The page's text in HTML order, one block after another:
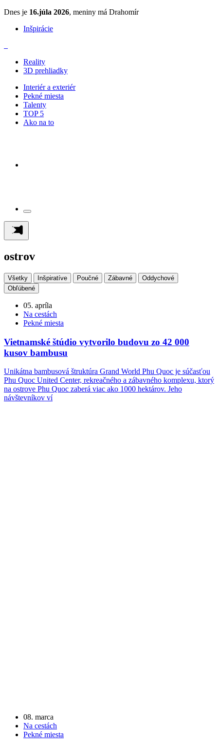
Dnes je 16.júla 2026, meniny má Drahomír
Inšpirácie
Reality
3D prehliadky
Interiér a exteriér
Pekné miesta
Talenty
TOP 5
Ako na to
ostrov
Všetky Inšpiratíve Poučné Zábavné
Oddychové
Obľúbené
05. apríla
Na cestách
Pekné miesta
Vietnamské štúdio vytvorilo budovu zo 42 000
kusov bambusu
Unikátna bambusová štruktúra Grand World Phu Quoc je súčasťou
Phu Quoc United Center, rekreačného a zábavného komplexu, ktorý
na ostrove Phu Quoc zaberá viac ako 1000 hektárov. Jeho
návštevníkov ví
08. marca
Na cestách
Pekné miesta